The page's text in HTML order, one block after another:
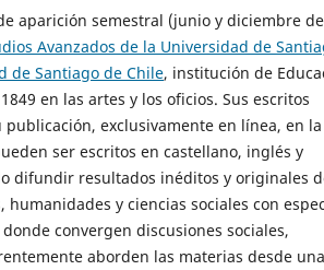
aparición semestral (junio y diciembre de
Avanzados de la Universidad de
de Santiago de Chile, institución de
en las artes y los oficios. Sus escritos
exclusivamente en línea, en la
ser escritos en castellano, inglés y
difundir resultados inéditos y originales
y ciencias sociales con
convergen discusiones sociales,
aborden las materias desde una